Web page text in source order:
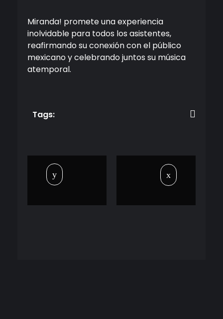
Miranda! promete una experiencia
inolvidable para todos los asistentes,
reafirmando su conexión con el público
mexicano y celebrando juntos su música
atemporal.
Tags: